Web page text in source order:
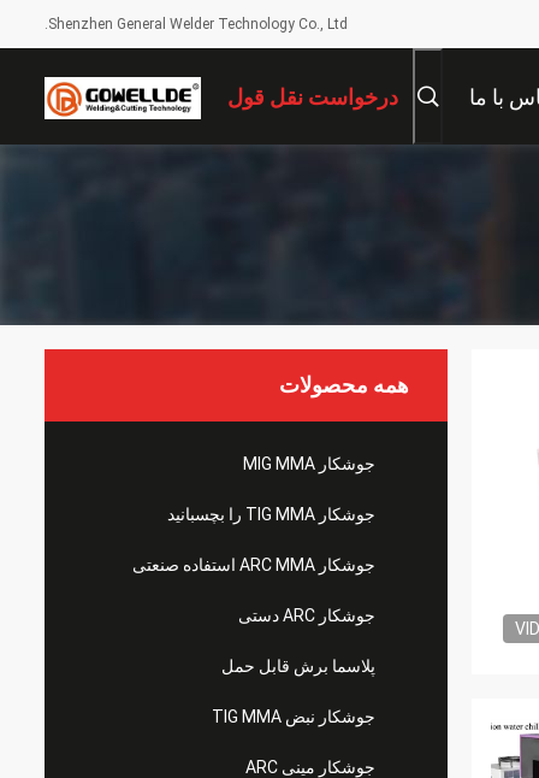
Shenzhen General Welder Technology Co., Ltd.
با ما درخواست نقل قول
همه محصولات
جوشکار MIG MMA
جوشکار TIG MMA را بچسبانید
جوشکار ARC MMA استفاده صنعتی
جوشکار ARC دستی
پلاسما برش قابل حمل
جوشکار نبض TIG MMA
جوشکار مینی ARC